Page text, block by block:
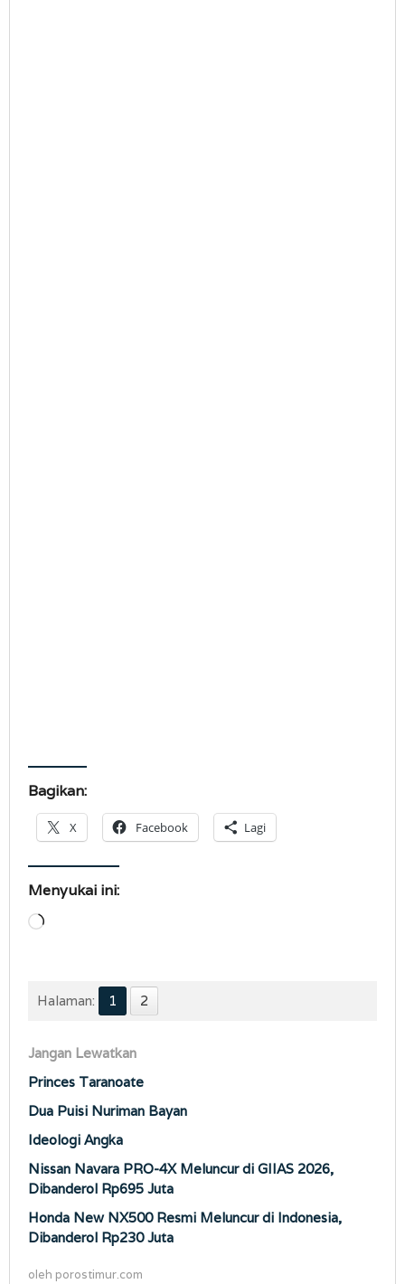
Bagikan:
X Facebook Lagi
Menyukai ini:
Memuat...
Halaman: 1 2
Jangan Lewatkan
Princes Taranoate
Dua Puisi Nuriman Bayan
Ideologi Angka
Nissan Navara PRO-4X Meluncur di GIIAS 2026,
Dibanderol Rp695 Juta
Honda New NX500 Resmi Meluncur di Indonesia,
Dibanderol Rp230 Juta
oleh porostimur.com